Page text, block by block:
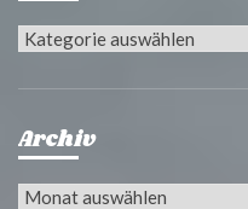
Kategorien
Archiv
Archiv